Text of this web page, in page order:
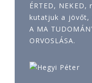
ÉRTED, NEKED,
kutatjuk a jövőt,
A MA
ORVOSLÁSA.